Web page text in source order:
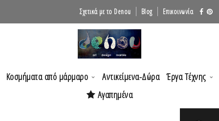
Σχετικά με το Denou Blog Επικοινωνία
Κοσμήματα από μάρμαρο Αντικείμενα-Δώρα Έργα Τέχνης
Αγαπημένα